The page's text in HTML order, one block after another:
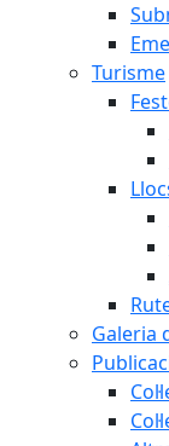
Turisme
Galeria